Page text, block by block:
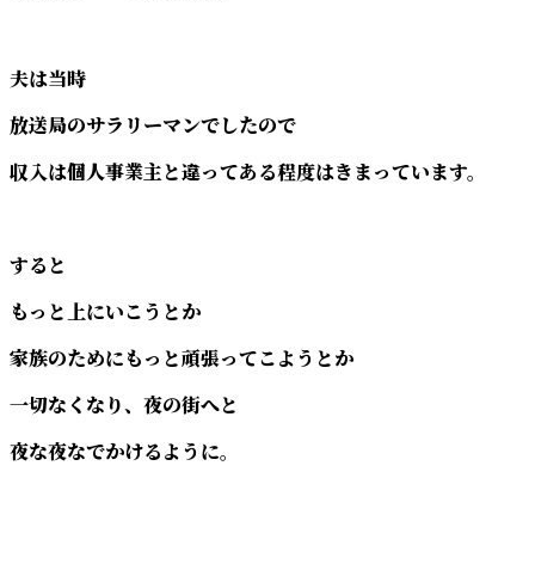
夫は当時
放送局のサラリーマンでしたので
収入は個人事業主と違ってある程度はきまっています。
すると
もっと上にいこうとか
家族のためにもっと頑張ってこようとか
一切なくなり、夜の街へと
夜な夜なでかけるように。